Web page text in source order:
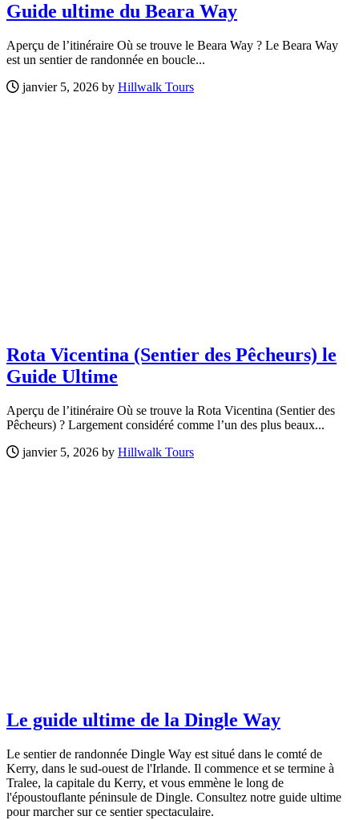
Guide ultime du Beara Way
Aperçu de l’itinéraire Où se trouve le Beara Way ? Le Beara Way
est un sentier de randonnée en boucle...
janvier 5, 2026 by Hillwalk Tours
Rota Vicentina (Sentier des Pêcheurs) le
Guide Ultime
Aperçu de l’itinéraire Où se trouve la Rota Vicentina (Sentier des
Pêcheurs) ? Largement considéré comme l’un des plus beaux...
janvier 5, 2026 by Hillwalk Tours
Le guide ultime de la Dingle Way
Le sentier de randonnée Dingle Way est situé dans le comté de
Kerry, dans le sud-ouest de l'Irlande. Il commence et se termine à
Tralee, la capitale du Kerry, et vous emmène le long de
l'époustouflante péninsule de Dingle. Consultez notre guide ultime
pour marcher sur ce sentier spectaculaire.